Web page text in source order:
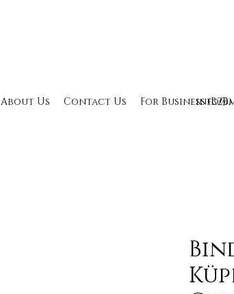
About Us Contact Us For Business (B2B)